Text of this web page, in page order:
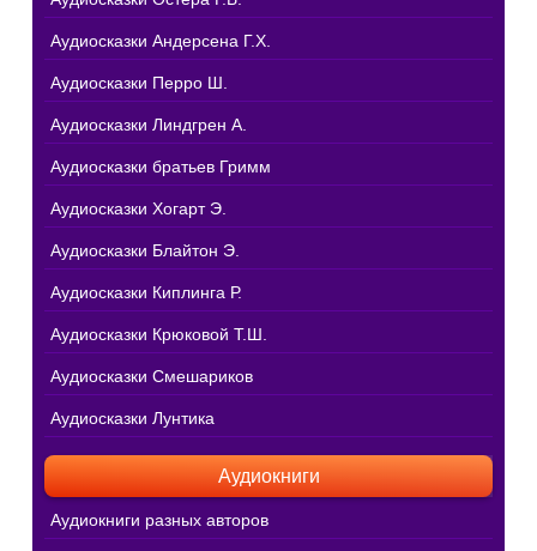
Аудиосказки Андерсена Г.Х.
Аудиосказки Перро Ш.
Аудиосказки Линдгрен А.
Аудиосказки братьев Гримм
Аудиосказки Хогарт Э.
Аудиосказки Блайтон Э.
Аудиосказки Киплинга Р.
Аудиосказки Крюковой Т.Ш.
Аудиосказки Смешариков
Аудиосказки Лунтика
Аудиокниги
Аудиокниги разных авторов